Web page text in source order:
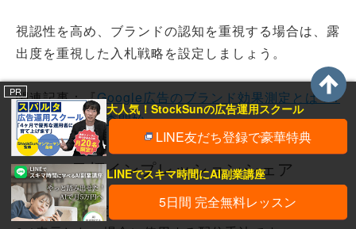
PR
大人気！StockSunの広告運用スクール
LINE友だち登録で豪華特典
LINEでスキマ時間にAI副業講座
5日間 完全無料レッスン
視認性を高め、ブランドの認知を重視する場合は、露
出度を重視した入札戦略を設定しましょう。
関連記事：『Google広告のブランド効果測定とは？1
0ステップで調査開始』
目標インプレッションシェア
ユーザーが特定のキーワードを検索した場合に、10